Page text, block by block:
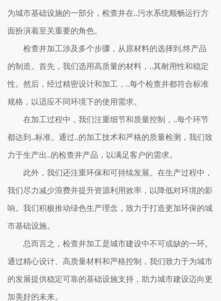
为城市基础设施的一部分，检查井在..污水系统顺畅运行方
面扮演着至关重要的角色。
检查井加工涉及多个步骤，从原材料的选择到.终产品
的制造。首先，我们选用高质量的材料，..其耐用性和稳定
性。然后，经过精密设计和加工，..每个检查井都符合标准
规格，以适应不同环境下的使用需求。
在加工过程中，我们注重细节和质量控制，..每个环节
都达到..标准。通过..的加工技术和严格的质量检测，我们致
力于生产出..的检查井产品，以满足客户的需求。
此外，我们还注重环保和可持续发展。在生产过程中，
我们尽力减少浪费并提升资源利用效率，以降低对环境的影
响。我们积极推动绿色生产理念，致力于打造更加环保的城
市基础设施。
总而言之，检查井加工是城市建设中不可或缺的一环。
通过精心设计、高质量材料和严格控制，我们致力于为城市
的发展提供稳定可靠的基础设施支持，助力城市建设迈向更
加美好的未来。